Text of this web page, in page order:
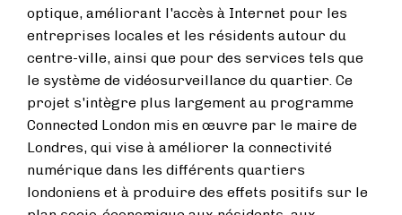
optique, améliorant l'accès à Internet pour les
entreprises locales et les résidents autour du
centre-ville, ainsi que pour des services tels que
le système de vidéosurveillance du quartier. Ce
projet s'intègre plus largement au programme
Connected London mis en œuvre par le maire de
Londres, qui vise à améliorer la connectivité
numérique dans les différents quartiers
londoniens et à produire des effets positifs sur le